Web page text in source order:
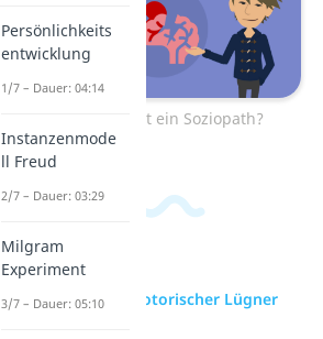
Zum Video: Was ist ein Soziopath?
zur Videoseite: Notorischer Lügner
Persönlichkeits
entwicklung
1/7 – Dauer: 04:14
Instanzenmode
ll Freud
2/7 – Dauer: 03:29
Milgram
Experiment
3/7 – Dauer: 05:10